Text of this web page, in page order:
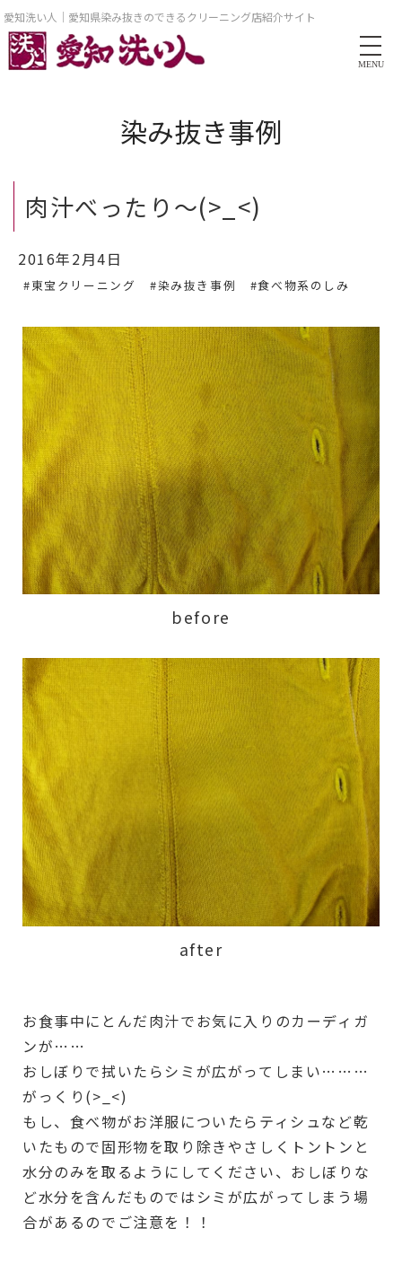
愛知洗い人｜愛知県染み抜きのできるクリーニング店紹介サイト
MENU
染み抜き事例
肉汁べったり～(>_<)
2016年2月4日
#東宝クリーニング #染み抜き事例 #食べ物系のしみ
before
after
お食事中にとんだ肉汁でお気に入りのカーディガ
ンが……
おしぼりで拭いたらシミが広がってしまい………
がっくり(>_<)
もし、食べ物がお洋服についたらティシュなど乾
いたもので固形物を取り除きやさしくトントンと
水分のみを取るようにしてください、おしぼりな
ど水分を含んだものではシミが広がってしまう場
合があるのでご注意を！！